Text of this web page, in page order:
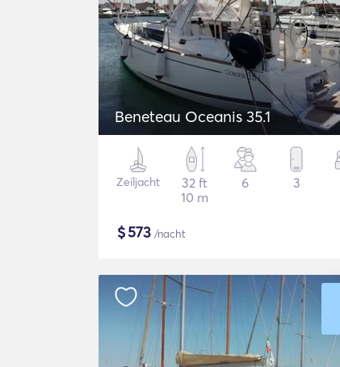
Beneteau Oceanis 35.1
Zeiljacht
32 ft
10 m
6 3
$573 /nacht